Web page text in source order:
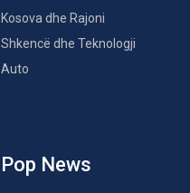
Kosova dhe Rajoni
Shkencë dhe Teknologji
Auto
Pop News